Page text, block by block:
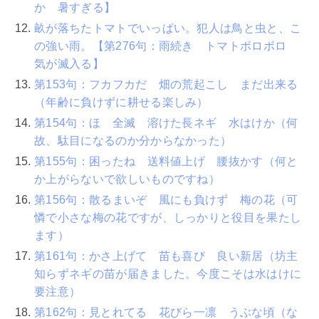
か 暑すぎる】
畝が落ちたトマトでいっぱい。犯人は鳥と虫と、こ
の強い雨。【第276句：雨続き トマトボロボロ
気が滅入る】
第153句：フカフカだ 畑の荒起こし まだ出来る
（年齢に負けずに耕せる楽しみ）
第154句：ほゞ全滅 溶けた長ネギ 水はけか（何
故、駄目になるのか分からなかった）
第155句：困ったね 送料値上げ 腰抜かす（何と
か上がらないで欲しいものですね）
第156句：散るまいぞ 風にも負けず 梅の花（可
憐で小さな梅の花ですが、しっかりと役目を果たし
ます）
第161句：かさ上げて 苗も喜び 良い新居（坊主
知らずネギの苗が届きました。今度こそは水はけに
要注意）
第162句：見とれてる 花びら一凛 うぶな頃（な